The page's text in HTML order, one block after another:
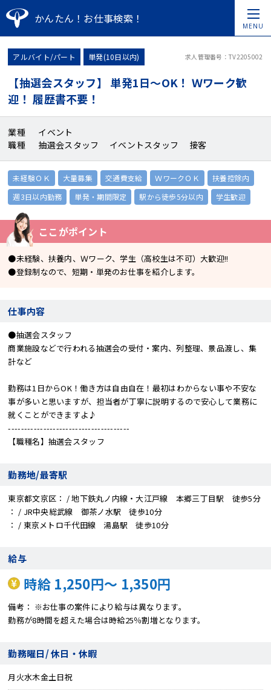
かんたん！お仕事検索！
アルバイト/パート 単発(10日以内) 求人管理番号：TV2205002
【抽選会スタッフ】 単発1日～OK！ Ｗワーク歓
迎！ 履歴書不要！
業種
イベント
職種
抽選会スタッフ イベントスタッフ 接客
未経験ＯＫ 大量募集 交通費支給 ＷワークＯＫ
扶養控除内
週3日以内勤務
単発・期間限定 駅から徒歩5分以内 学生歓迎
ここがポイント
●未経験、扶養内、Ｗワーク、学生（高校生は不可）大歓迎!!
●登録制なので、短期・単発のお仕事を紹介します。
仕事内容
●抽選会スタッフ
商業施設などで行われる抽選会の受付・案内、列整理、景品渡し、集
計など
勤務は1日からOK！働き方は自由自在！最初はわからない事や不安な
事が多いと思いますが、担当者が丁寧に説明するので安心して業務に
就くことができますよ♪
--------------------------------------
【職種名】抽選会スタッフ
勤務地/最寄駅
東京都文京区
/ 地下鉄丸ノ内線・大江戸線 本郷三丁目駅 徒歩5分
/ JR中央総武線 御茶ノ水駅 徒歩10分
/ 東京メトロ千代田線 湯島駅 徒歩10分
給与
時給 1,250円～ 1,350円
備考
※お仕事の案件により給与は異なります。
勤務が8時間を超えた場合は時給25％割増となります。
勤務曜日/ 休日・休暇
月火水木金土日祝
MENU